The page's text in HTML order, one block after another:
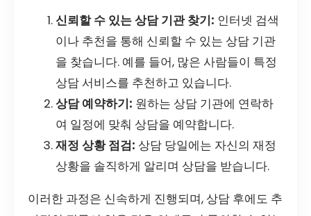
신뢰할 수 있는 상담 기관 찾기: 인터넷 검색
이나 추천을 통해 신뢰할 수 있는 상담 기관
을 찾습니다. 예를 들어, 많은 사람들이 특정
상담 서비스를 추천하고 있습니다.
상담 예약하기: 원하는 상담 기관에 연락하
여 일정에 맞춰 상담을 예약합니다.
재정 상황 점검: 상담 당일에는 자신의 재정
상황을 솔직하게 알리며 상담을 받습니다.
이러한 과정은 신속하게 진행되며, 상담 후에도 추